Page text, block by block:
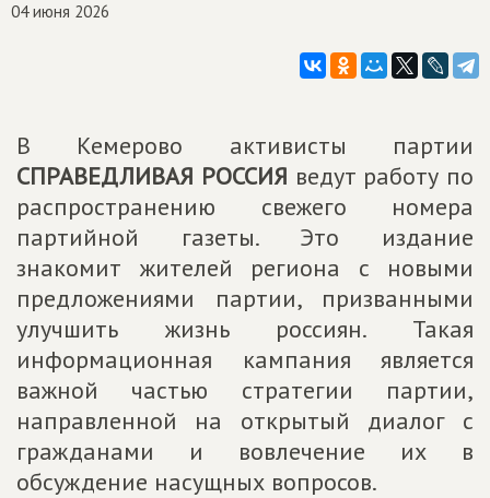
04 июня 2026
В Кемерово активисты партии
СПРАВЕДЛИВАЯ РОССИЯ ведут работу по
распространению свежего номера
партийной газеты. Это издание
знакомит жителей региона с новыми
предложениями партии, призванными
улучшить жизнь россиян. Такая
информационная кампания является
важной частью стратегии партии,
направленной на открытый диалог с
гражданами и вовлечение их в
обсуждение насущных вопросов.